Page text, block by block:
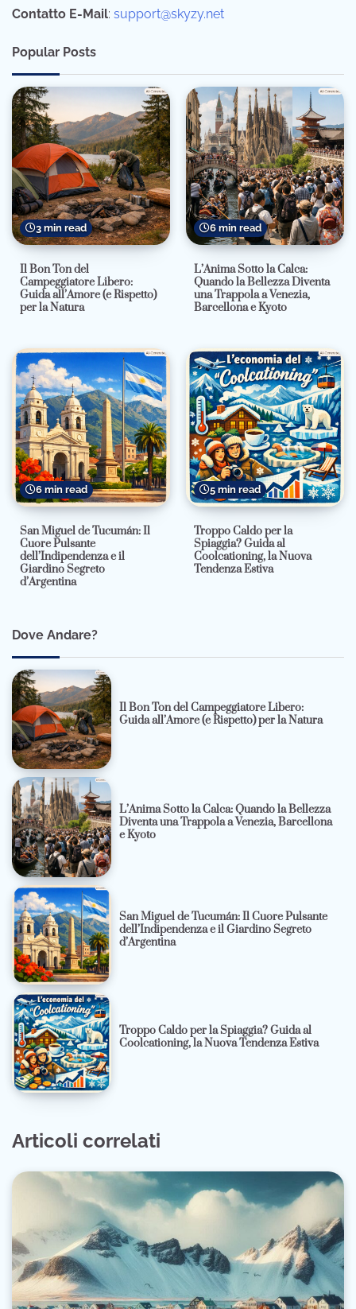
Contatto E-Mail: support@skyzy.net
Popular Posts
3 min read
Il Bon Ton del
Campeggiatore Libero:
Guida all’Amore (e Rispetto)
per la Natura
6 min read
L’Anima Sotto la Calca:
Quando la Bellezza Diventa
una Trappola a Venezia,
Barcellona e Kyoto
6 min read
San Miguel de Tucumán: Il
Cuore Pulsante
dell’Indipendenza e il
Giardino Segreto
d’Argentina
5 min read
Troppo Caldo per la
Spiaggia? Guida al
Coolcationing, la Nuova
Tendenza Estiva
Dove Andare?
Il Bon Ton del Campeggiatore Libero:
Guida all’Amore (e Rispetto) per la Natura
L’Anima Sotto la Calca: Quando la Bellezza
Diventa una Trappola a Venezia, Barcellona
e Kyoto
San Miguel de Tucumán: Il Cuore Pulsante
dell’Indipendenza e il Giardino Segreto
d’Argentina
Troppo Caldo per la Spiaggia? Guida al
Coolcationing, la Nuova Tendenza Estiva
Articoli correlati